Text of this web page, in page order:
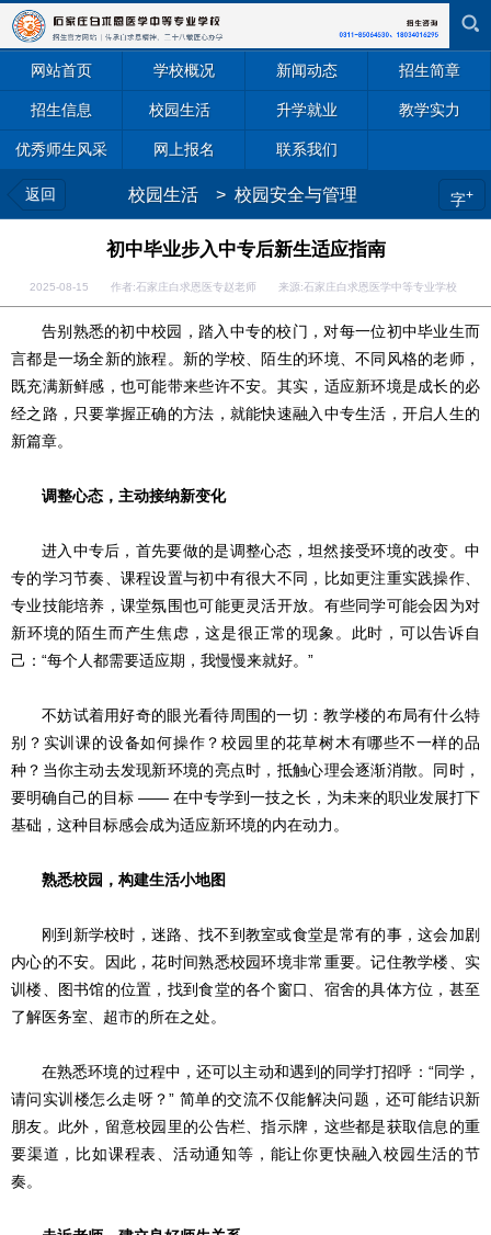
网站首页 学校概况 新闻动态 招生简章
招生信息 校园生活 升学就业 教学实力
优秀师生风采 网上报名 联系我们
返回 校园生活 > 校园安全与管理 字+
初中毕业步入中专后新生适应指南
2025-08-15 作者:石家庄白求恩医专赵老师 来源:石家庄白求恩医学中等专业学校
告别熟悉的初中校园，踏入中专的校门，对每一位初中毕业生而
言都是一场全新的旅程。新的学校、陌生的环境、不同风格的老师，
既充满新鲜感，也可能带来些许不安。其实，适应新环境是成长的必
经之路，只要掌握正确的方法，就能快速融入中专生活，开启人生的
新篇章。
调整心态，主动接纳新变化
进入中专后，首先要做的是调整心态，坦然接受环境的改变。中
专的学习节奏、课程设置与初中有很大不同，比如更注重实践操作、
专业技能培养，课堂氛围也可能更灵活开放。有些同学可能会因为对
新环境的陌生而产生焦虑，这是很正常的现象。此时，可以告诉自
己：“每个人都需要适应期，我慢慢来就好。”
不妨试着用好奇的眼光看待周围的一切：教学楼的布局有什么特
别？实训课的设备如何操作？校园里的花草树木有哪些不一样的品
种？当你主动去发现新环境的亮点时，抵触心理会逐渐消散。同时，
要明确自己的目标 —— 在中专学到一技之长，为未来的职业发展打下
基础，这种目标感会成为适应新环境的内在动力。
熟悉校园，构建生活小地图
刚到新学校时，迷路、找不到教室或食堂是常有的事，这会加剧
内心的不安。因此，花时间熟悉校园环境非常重要。记住教学楼、实
训楼、图书馆的位置，找到食堂的各个窗口、宿舍的具体方位，甚至
了解医务室、超市的所在之处。
在熟悉环境的过程中，还可以主动和遇到的同学打招呼：“同学，
请问实训楼怎么走呀？” 简单的交流不仅能解决问题，还可能结识新
朋友。此外，留意校园里的公告栏、指示牌，这些都是获取信息的重
要渠道，比如课程表、活动通知等，能让你更快融入校园生活的节
奏。